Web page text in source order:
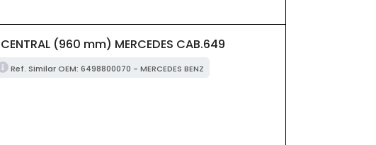
(960 mm) MERCEDES CAB.649
Ref. Similar OEM: 6498800070 - MERCEDES BENZ